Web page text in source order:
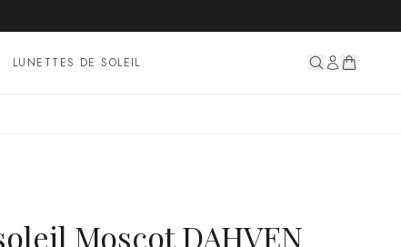
LUNETTES DE SOLEIL
Moscot DAHVEN